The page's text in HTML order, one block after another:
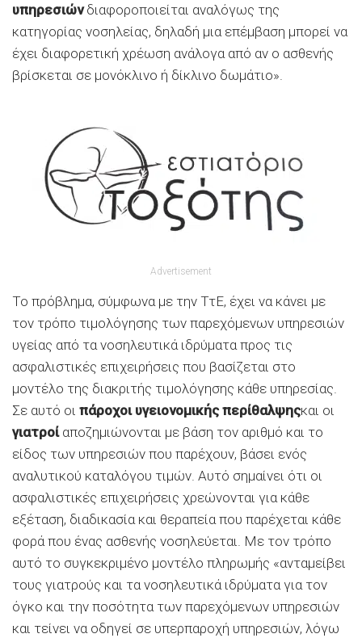
υπηρεσιώνδιαφοροποιείται αναλόγως της
κατηγορίας νοσηλείας, δηλαδή μια επέμβαση μπορεί να
έχει διαφορετική χρέωση ανάλογα από αν ο ασθενής
βρίσκεται σε μονόκλινο ή δίκλινο δωμάτιο».
Advertisement
Το πρόβλημα, σύμφωνα με την ΤτΕ, έχει να κάνει με
τον τρόπο τιμολόγησης των παρεχόμενων υπηρεσιών
υγείας από τα νοσηλευτικά ιδρύματα προς τις
ασφαλιστικές επιχειρήσεις που βασίζεται στο
μοντέλο της διακριτής τιμολόγησης κάθε υπηρεσίας.
Σε αυτό οι πάροχοι υγειονομικής περίθαλψηςκαι οι
γιατροί αποζημιώνονται με βάση τον αριθμό και το
είδος των υπηρεσιών που παρέχουν, βάσει ενός
αναλυτικού καταλόγου τιμών. Αυτό σημαίνει ότι οι
ασφαλιστικές επιχειρήσεις χρεώνονται για κάθε
εξέταση, διαδικασία και θεραπεία που παρέχεται κάθε
φορά που ένας ασθενής νοσηλεύεται. Με τον τρόπο
αυτό το συγκεκριμένο μοντέλο πληρωμής «ανταμείβει
τους γιατρούς και τα νοσηλευτικά ιδρύματα για τον
όγκο και την ποσότητα των παρεχόμενων υπηρεσιών
και τείνει να οδηγεί σε υπερπαροχή υπηρεσιών, λόγω